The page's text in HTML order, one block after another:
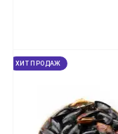
ХИТ ПРОДАЖ